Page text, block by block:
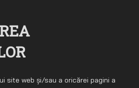
site web și/sau a oricărei pagini a